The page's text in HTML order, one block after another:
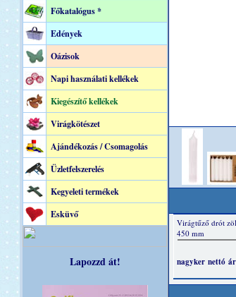
Főkatalógus *
Edények
Oázisok
Napi használati kellékek
Kiegészítő kellékek
Virágkötészet
Ajándékozás / Csomagolás
Üzletfelszerelés
Kegyeleti termékek
Esküvő
Lapozzd át!